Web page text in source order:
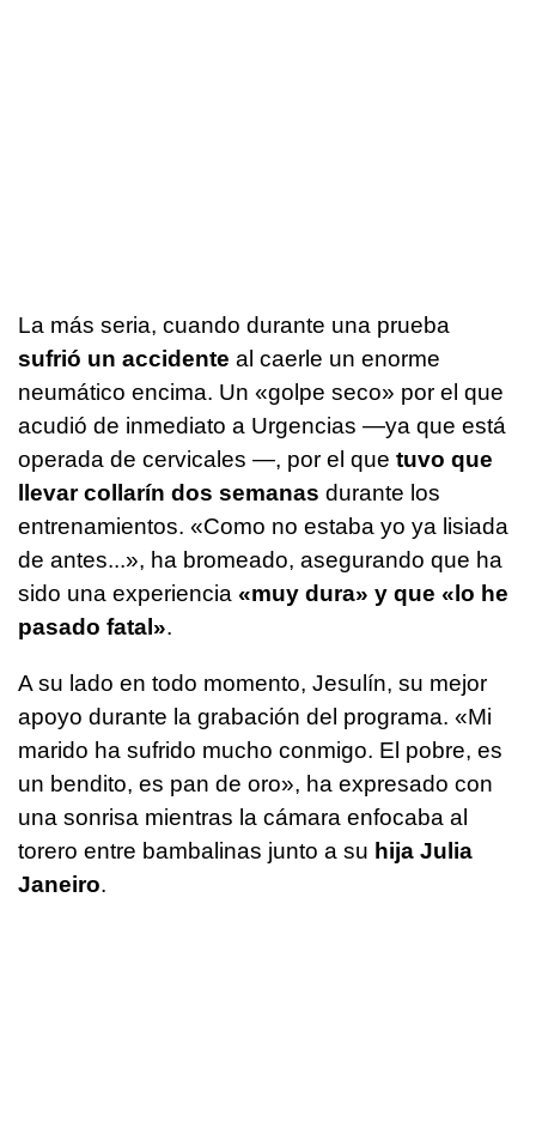
La más seria, cuando durante una prueba
sufrió un accidente al caerle un enorme
neumático encima. Un «golpe seco» por el que
acudió de inmediato a Urgencias —ya que está
operada de cervicales —, por el que tuvo que
llevar collarín dos semanas durante los
entrenamientos. «Como no estaba yo ya lisiada
de antes...», ha bromeado, asegurando que ha
sido una experiencia «muy dura» y que «lo he
pasado fatal».
A su lado en todo momento, Jesulín, su mejor
apoyo durante la grabación del programa. «Mi
marido ha sufrido mucho conmigo. El pobre, es
un bendito, es pan de oro», ha expresado con
una sonrisa mientras la cámara enfocaba al
torero entre bambalinas junto a su hija Julia
Janeiro.